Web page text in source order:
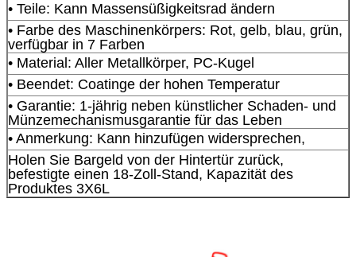
• Teile: Kann Massensüßigkeitsrad ändern
• Farbe des Maschinenkörpers: Rot, gelb, blau, grün,
verfügbar in 7 Farben
• Material: Aller Metallkörper, PC-Kugel
• Beendet: Coatinge der hohen Temperatur
• Garantie: 1-jährig neben künstlicher Schaden- und
Münzemechanismusgarantie für das Leben
• Anmerkung: Kann hinzufügen widersprechen,
Holen Sie Bargeld von der Hintertür zurück,
befestigte einen 18-Zoll-Stand, Kapazität des
Produktes 3X6L